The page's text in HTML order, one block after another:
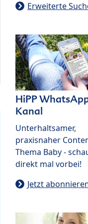
Erweiterte
HiPP
Kanal
Unterhaltsamer,
praxisnaher
Thema Baby -
direkt mal vorbei!
Jetzt